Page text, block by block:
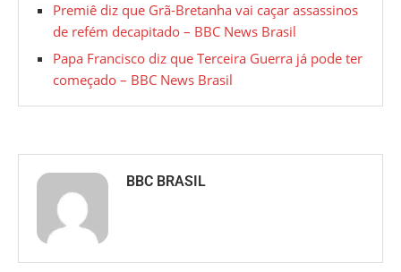
Premiê diz que Grã-Bretanha vai caçar assassinos
de refém decapitado – BBC News Brasil
Papa Francisco diz que Terceira Guerra já pode ter
começado – BBC News Brasil
BBC BRASIL